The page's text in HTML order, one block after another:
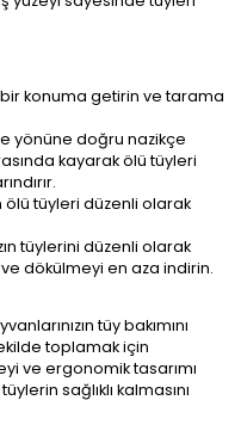
bir konuma getirin ve tarama
yönüne doğru nazikçe
kayarak ölü tüyleri
ölü tüyleri düzenli olarak
tüylerini düzenli olarak
ve dökülmeyi en aza indirin.
tüy bakımını
toplamak için
ve ergonomik tasarımı
sağlıklı kalmasını